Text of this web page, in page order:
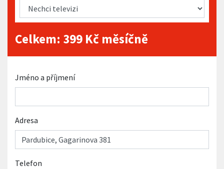
Celkem: 399 Kč měsíčně
Jméno a příjmení
Adresa
Telefon